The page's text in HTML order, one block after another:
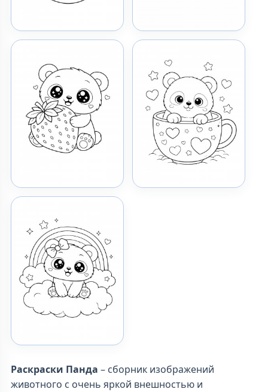
Раскраски Панда – сборник изображений
животного с очень яркой внешностью и